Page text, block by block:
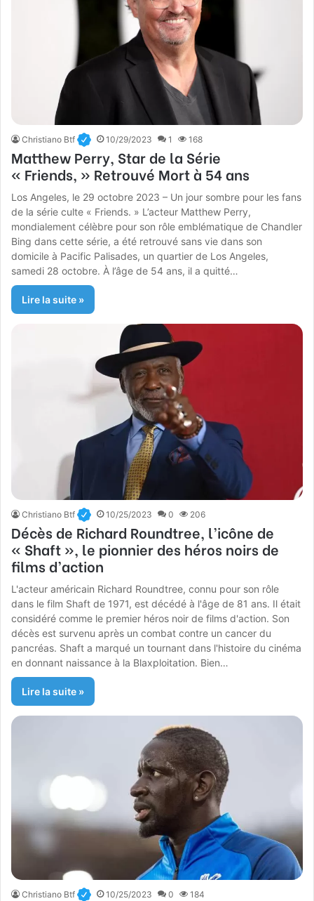
Christiano Btf 10/29/2023 1 168
Matthew Perry, Star de la Série
« Friends, » Retrouvé Mort à 54 ans
Los Angeles, le 29 octobre 2023 – Un jour sombre pour les fans
de la série culte « Friends. » L’acteur Matthew Perry,
mondialement célèbre pour son rôle emblématique de Chandler
Bing dans cette série, a été retrouvé sans vie dans son
domicile à Pacific Palisades, un quartier de Los Angeles,
samedi 28 octobre. À l’âge de 54 ans, il a quitté…
Lire la suite »
Christiano Btf 10/25/2023 0 206
Décès de Richard Roundtree, l’icône de
« Shaft », le pionnier des héros noirs de
films d’action
L'acteur américain Richard Roundtree, connu pour son rôle
dans le film Shaft de 1971, est décédé à l'âge de 81 ans. Il était
considéré comme le premier héros noir de films d'action. Son
décès est survenu après un combat contre un cancer du
pancréas. Shaft a marqué un tournant dans l'histoire du cinéma
en donnant naissance à la Blaxploitation. Bien…
Lire la suite »
Christiano Btf 10/25/2023 0 184